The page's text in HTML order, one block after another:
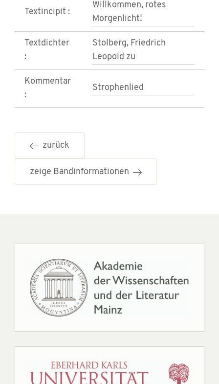
Textincipit :
Willkommen, rotes
Morgenlicht!
Textdichter
:
Stolberg, Friedrich
Leopold zu
Kommentar
:
Strophenlied
zurück
zeige Bandinformationen